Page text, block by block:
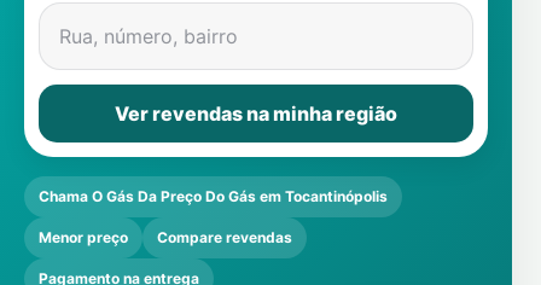
Rua, número, bairro
Ver revendas na minha região
Chama O Gás Da Preço Do Gás em Tocantinópolis
Menor preço Compare revendas
Pagamento na entrega